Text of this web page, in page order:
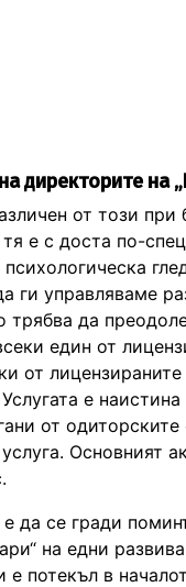
директорите на
от този
е с доста по-
ги управляваме
да
един от
от
е
от
Основният
да се гради
на едни
е потекъл в